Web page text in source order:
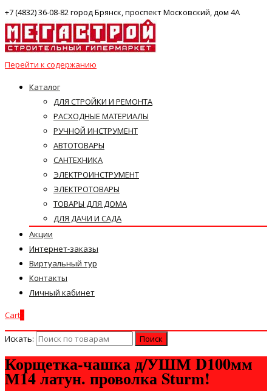
+7 (4832) 36-08-82 город Брянск, проспект Московский, дом 4А
Перейти к содержанию
Каталог
ДЛЯ СТРОЙКИ И РЕМОНТА
РАСХОДНЫЕ МАТЕРИАЛЫ
РУЧНОЙ ИНСТРУМЕНТ
АВТОТОВАРЫ
САНТЕХНИКА
ЭЛЕКТРОИНСТРУМЕНТ
ЭЛЕКТРОТОВАРЫ
ТОВАРЫ ДЛЯ ДОМА
ДЛЯ ДАЧИ И САДА
Акции
Интернет-заказы
Виртуальный тур
Контакты
Личный кабинет
Cart
Искать:
Корщетка-чашка д/УШМ D100мм
М14 латун. проволка Sturm!